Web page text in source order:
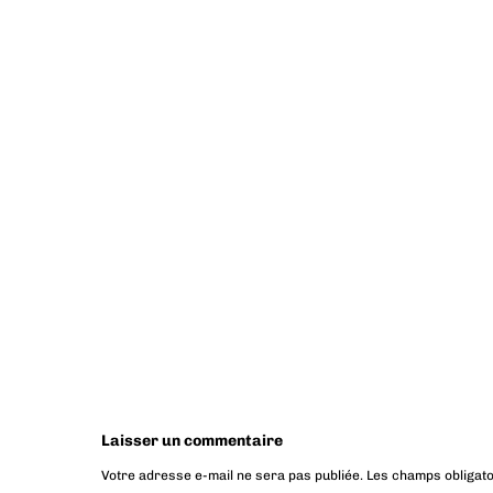
Laisser un commentaire
Votre adresse e-mail ne sera pas publiée. Les champs